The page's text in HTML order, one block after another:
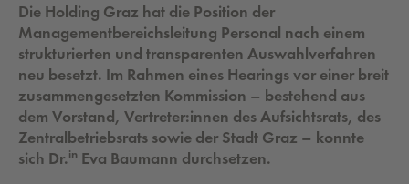
Die Holding Graz hat die Position der
Managementbereichsleitung Personal nach einem
strukturierten und transparenten Auswahlverfahren
neu besetzt. Im Rahmen eines Hearings vor einer breit
zusammengesetzten Kommission – bestehend aus
dem Vorstand, Vertreter:innen des Aufsichtsrats, des
Zentralbetriebsrats sowie der Stadt Graz – konnte
sich Dr.in Eva Baumann durchsetzen.